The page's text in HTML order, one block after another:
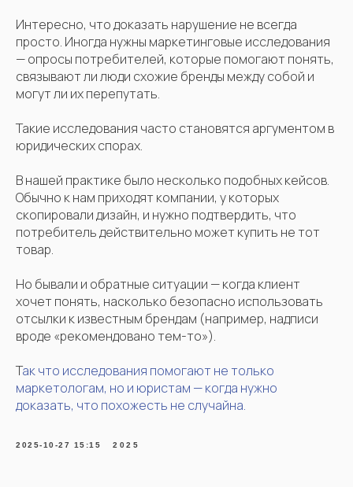
Интересно, что доказать нарушение не всегда
просто. Иногда нужны маркетинговые исследования
— опросы потребителей, которые помогают понять,
связывают ли люди схожие бренды между собой и
могут ли их перепутать.
Такие исследования часто становятся аргументом в
юридических спорах.
В нашей практике было несколько подобных кейсов.
Обычно к нам приходят компании, у которых
скопировали дизайн, и нужно подтвердить, что
потребитель действительно может купить не тот
товар.
Но бывали и обратные ситуации — когда клиент
хочет понять, насколько безопасно использовать
отсылки к известным брендам (например, надписи
вроде «рекомендовано тем-то»).
Так что исследования помогают не только
маркетологам, но и юристам — когда нужно
доказать, что похожесть не случайна.
2025-10-27 15:15 2025